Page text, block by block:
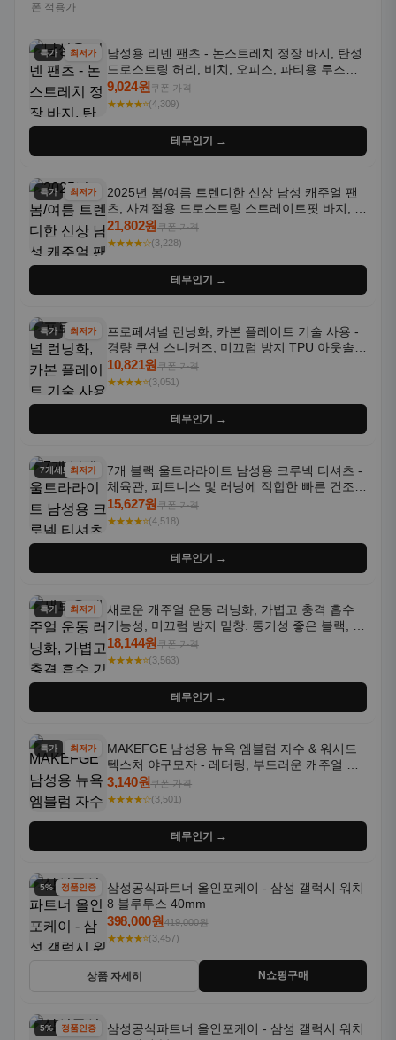
폰 적용가
특가 최저가
남성용 리넨 팬츠 - 논스트레치 정장 바지, 탄성
드로스트링 허리, 비치, 오피스, 파티용 루즈핏
트라우저 - 세탁기 사용 가능한 캐주얼 정장 의
상
9,024원쿠폰 가격
★★★★⭐(4,309)
테무인기 →
특가 최저가
2025년 봄/여름 트렌디한 신상 남성 캐주얼 팬
츠, 사계절용 드로스트링 스트레이트핏 바지, 한
국 스타일, 활용도 높은 아웃도어 및 정장용, 발
목 바지
21,802원쿠폰 가격
★★★★☆(3,228)
테무인기 →
특가 최저가
프로페셔널 런닝화, 카본 플레이트 기술 사용 -
경량 쿠션 스니커즈, 미끄럼 방지 TPU 아웃솔,
통기성 화이트-퍼플 그라데이션, 헬스, 트레이
닝 - 남성용, 여성용, 모든 계절에 적합
10,821원쿠폰 가격
★★★★⭐(3,051)
테무인기 →
7개세트최저가
7개 블랙 울트라라이트 남성용 크루넥 티셔츠 -
체육관, 피트니스 및 러닝에 적합한 빠른 건조,
통기성 좋은 수분 흡수 반팔 운동복
15,627원쿠폰 가격
★★★★⭐(4,518)
테무인기 →
특가 최저가
새로운 캐주얼 운동 러닝화, 가볍고 충격 흡수
기능성, 미끄럼 방지 밑창. 통기성 좋은 블랙, 화
이트, 퍼플 그라데이션 색상
18,144원쿠폰 가격
★★★★⭐(3,563)
테무인기 →
특가 최저가
MAKEFGE 남성용 뉴욕 엠블럼 자수 & 워시드
텍스처 야구모자 - 레터링, 부드러운 캐주얼 모
자, NYC 스타일
3,140원쿠폰 가격
★★★★☆(3,501)
테무인기 →
5% 할인정품인증
삼성공식파트너 올인포케이 - 삼성 갤럭시 워치
8 블루투스 40mm
398,000원419,000원
★★★★⭐(3,457)
상품 자세히 N쇼핑구매
5% 할인정품인증
삼성공식파트너 올인포케이 - 삼성 갤럭시 워치